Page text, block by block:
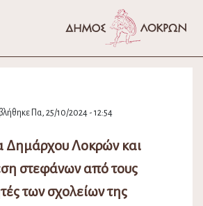
Πα, 25/10/2024 - 12:54
Δημάρχου Λοκρών και
στεφάνων από τους
των σχολείων της